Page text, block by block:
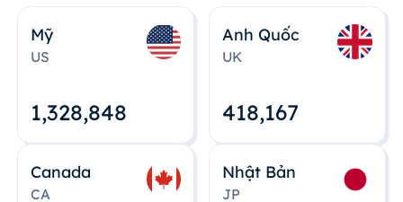
Mỹ
US
1,328,848
Anh Quốc
UK
418,167
Canada
CA
Nhật Bản
JP